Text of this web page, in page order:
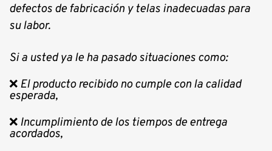
defectos de fabricación y telas inadecuadas para
su labor.
Si a usted ya le ha pasado situaciones como:
❌ El producto recibido no cumple con la calidad
esperada,
❌ Incumplimiento de los tiempos de entrega
acordados,